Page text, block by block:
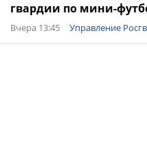
гвардии по мини-
Вчера 13:45 Управление